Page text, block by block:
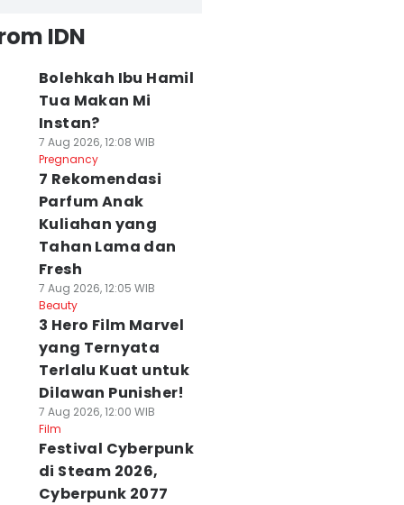
IDN
Bolehkah Ibu Hamil
Tua Makan Mi
Instan?
7 Aug 2026, 12:08 WIB
Pregnancy
7 Rekomendasi
Parfum Anak
Kuliahan yang
Tahan Lama dan
Fresh
7 Aug 2026, 12:05 WIB
Beauty
3 Hero Film Marvel
yang Ternyata
Terlalu Kuat untuk
Dilawan Punisher!
7 Aug 2026, 12:00 WIB
Film
Festival Cyberpunk
di Steam 2026,
Cyberpunk 2077